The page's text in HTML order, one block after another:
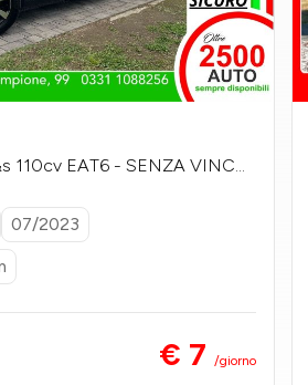
110cv EAT6 - SENZA VINCO
07/2023
€ 7 /giorno